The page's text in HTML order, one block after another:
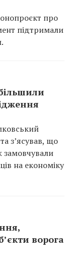
про
підтримали
з’ясував, що
замовчували
на економіку
ворога